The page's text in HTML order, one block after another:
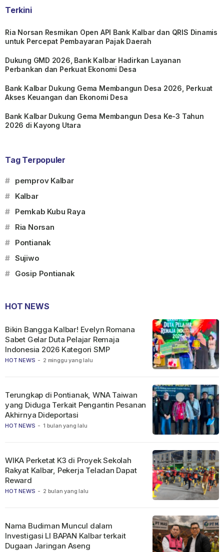
Terkini
Ria Norsan Resmikan Open API Bank Kalbar dan QRIS Dinamis
untuk Percepat Pembayaran Pajak Daerah
Dukung GMD 2026, Bank Kalbar Hadirkan Layanan
Perbankan dan Perkuat Ekonomi Desa
Bank Kalbar Dukung Gema Membangun Desa 2026, Perkuat
Akses Keuangan dan Ekonomi Desa
Bank Kalbar Dukung Gema Membangun Desa Ke-3 Tahun
2026 di Kayong Utara
Tag Terpopuler
# pemprov Kalbar
# Kalbar
# Pemkab Kubu Raya
# Ria Norsan
# Pontianak
# Sujiwo
# Gosip Pontianak
HOT NEWS
HOT NEWS - 2 minggu yang lalu
Bikin Bangga Kalbar! Evelyn Romana
Sabet Gelar Duta Pelajar Remaja
Indonesia 2026 Kategori SMP
HOT NEWS - 1 bulan yang lalu
Terungkap di Pontianak, WNA Taiwan
yang Diduga Terkait Pengantin Pesanan
Akhirnya Dideportasi
HOT NEWS - 2 bulan yang lalu
WIKA Perketat K3 di Proyek Sekolah
Rakyat Kalbar, Pekerja Teladan Dapat
Reward
Nama Budiman Muncul dalam
Investigasi LI BAPAN Kalbar terkait
Dugaan Jaringan Aseng